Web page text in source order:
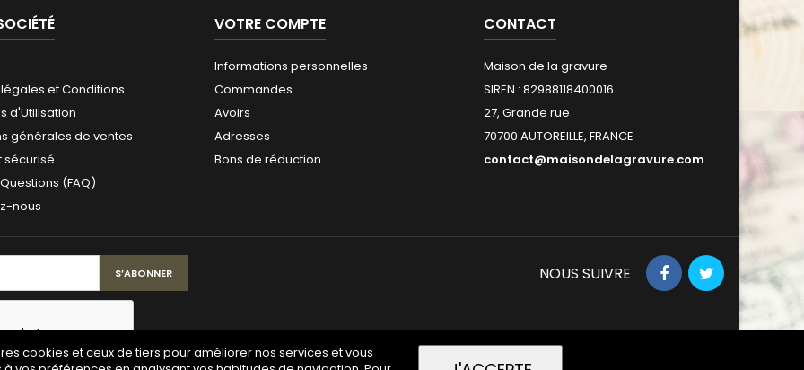
et Conditions
d'Utilisation
générales de ventes
sécurisé
(FAQ)
nous
VOTRE COMPTE
Informations personnelles
Commandes
Avoirs
Adresses
Bons de réduction
CONTACT
Maison de la gravure
SIREN : 82988118400016
27, Grande rue
70700 AUTOREILLE, FRANCE
contact@maisondelagravure.com
cookies et ceux de tiers pour améliorer nos services et vous
NOUS SUIVRE